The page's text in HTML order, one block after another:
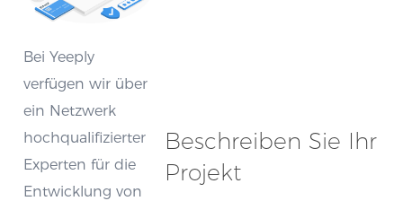
Bei Yeeply
verfügen wir über
ein Netzwerk
hochqualifizierter
Experten für die
Entwicklung von
Beschreiben Sie Ihr
Projekt